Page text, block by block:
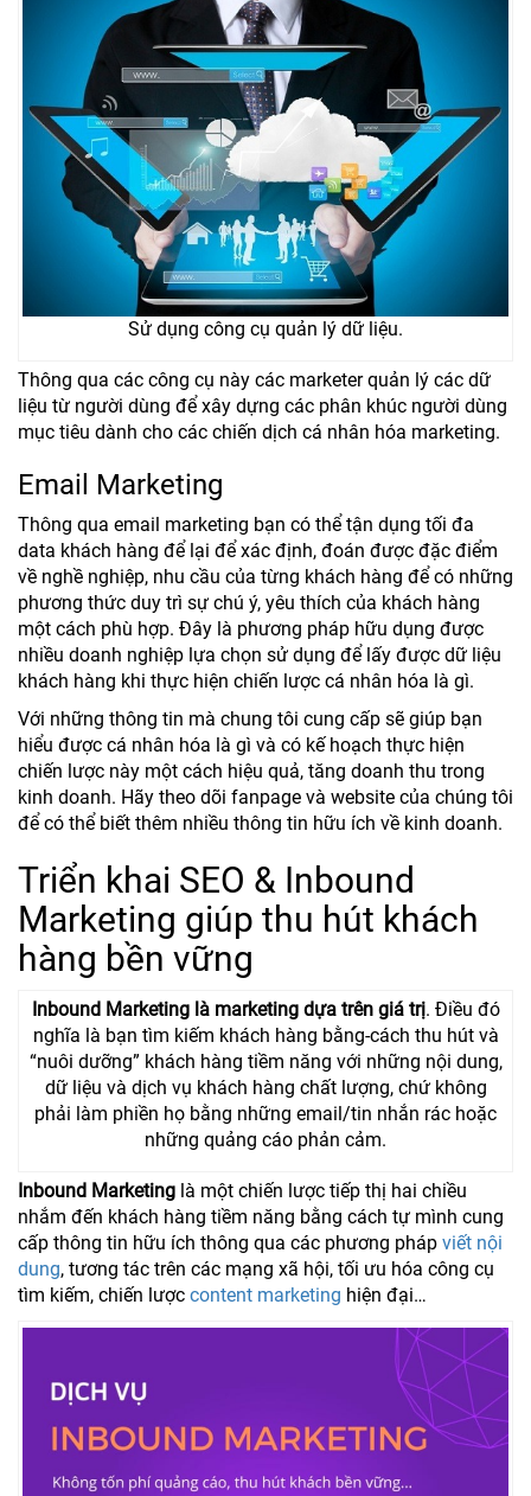
Sử dụng công cụ quản lý dữ liệu.
Thông qua các công cụ này các marketer quản lý các dữ
liệu từ người dùng để xây dựng các phân khúc người dùng
mục tiêu dành cho các chiến dịch cá nhân hóa marketing.
Email Marketing
Thông qua email marketing bạn có thể tận dụng tối đa
data khách hàng để lại để xác định, đoán được đặc điểm
về nghề nghiệp, nhu cầu của từng khách hàng để có những
phương thức duy trì sự chú ý, yêu thích của khách hàng
một cách phù hợp. Đây là phương pháp hữu dụng được
nhiều doanh nghiệp lựa chọn sử dụng để lấy được dữ liệu
khách hàng khi thực hiện chiến lược cá nhân hóa là gì.
Với những thông tin mà chung tôi cung cấp sẽ giúp bạn
hiểu được cá nhân hóa là gì và có kế hoạch thực hiện
chiến lược này một cách hiệu quả, tăng doanh thu trong
kinh doanh. Hãy theo dõi fanpage và website của chúng tôi
để có thể biết thêm nhiều thông tin hữu ích về kinh doanh.
Triển khai SEO & Inbound
Marketing giúp thu hút khách
hàng bền vững
Inbound Marketing là marketing dựa trên giá trị. Điều đó
nghĩa là bạn tìm kiếm khách hàng bằng-cách thu hút và
“nuôi dưỡng” khách hàng tiềm năng với những nội dung,
dữ liệu và dịch vụ khách hàng chất lượng, chứ không
phải làm phiền họ bằng những email/tin nhắn rác hoặc
những quảng cáo phản cảm.
Inbound Marketing là một chiến lược tiếp thị hai chiều
nhắm đến khách hàng tiềm năng bằng cách tự mình cung
cấp thông tin hữu ích thông qua các phương pháp viết nội
dung, tương tác trên các mạng xã hội, tối ưu hóa công cụ
tìm kiếm, chiến lược content marketing hiện đại…